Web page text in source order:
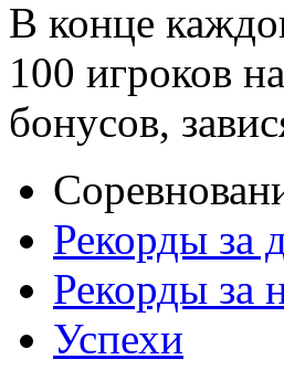
В конце
100 игроков
бонусов,
Рекорды за
Рекорды за
Успехи